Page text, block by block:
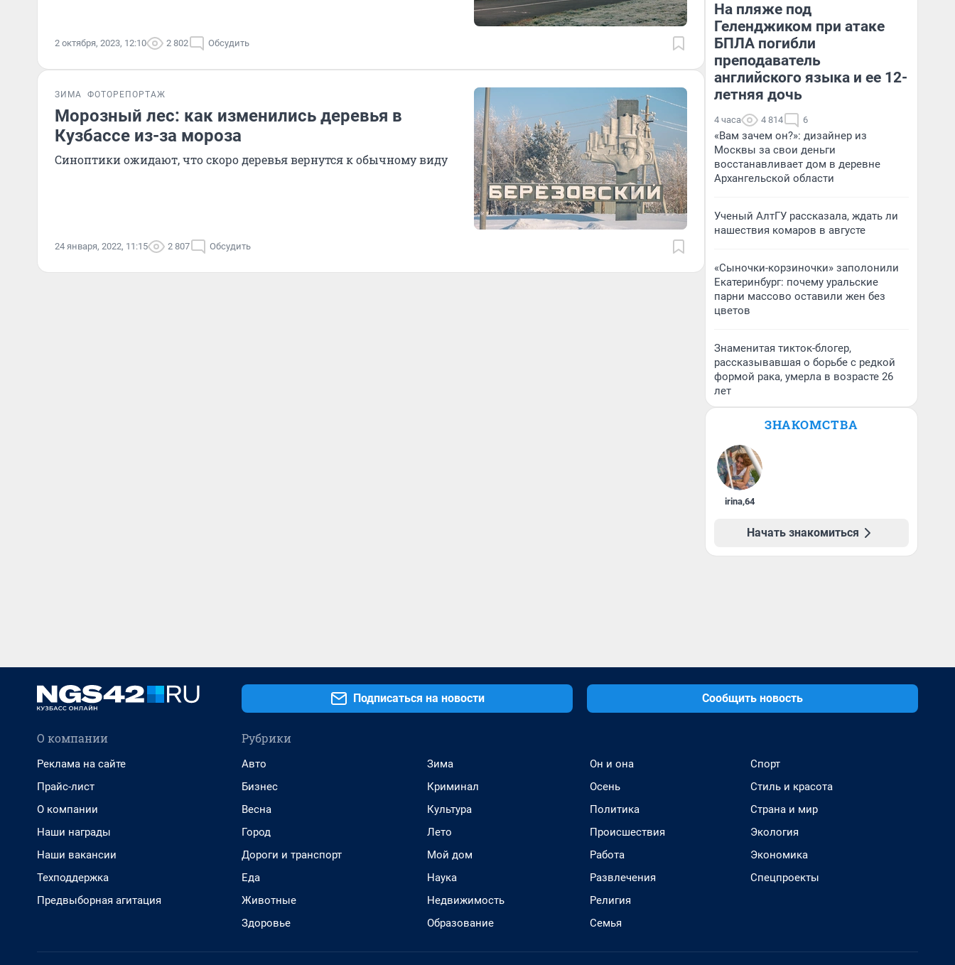
2 октября, 2023, 12:10 2 802 Обсудить
ЗИМА ФОТОРЕПОРТАЖ
Морозный лес: как изменились деревья в
Кузбассе из-за мороза
Синоптики ожидают, что скоро деревья вернутся к обычному виду
24 января, 2022, 11:15 2 807 Обсудить
На пляже под
Геленджиком при атаке
БПЛА погибли
преподаватель
английского языка и ее 12-
летняя дочь
4 часа 4 814 6
«Вам зачем он?»: дизайнер из
Москвы за свои деньги
восстанавливает дом в деревне
Архангельской области
Ученый АлтГУ рассказала, ждать ли
нашествия комаров в августе
«Сыночки-корзиночки» заполонили
Екатеринбург: почему уральские
парни массово оставили жен без
цветов
Знаменитая тикток-блогер,
рассказывавшая о борьбе с редкой
формой рака, умерла в возрасте 26
лет
ЗНАКОМСТВА
irina,64
Начать знакомиться
Подписаться на новости Сообщить новость
О компании
Реклама на сайте
Прайс-лист
О компании
Наши награды
Наши вакансии
Техподдержка
Предвыборная агитация
Рубрики
Авто
Бизнес
Весна
Город
Дороги и транспорт
Еда
Животные
Здоровье
Зима
Криминал
Культура
Лето
Мой дом
Наука
Недвижимость
Образование
Он и она
Осень
Политика
Происшествия
Работа
Развлечения
Религия
Семья
Спорт
Стиль и красота
Страна и мир
Экология
Экономика
Спецпроекты